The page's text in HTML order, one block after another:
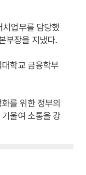
업무를 담당했
부장을 지냈다.
학교 금융학부
를 위한 정부의
울여 소통을 강